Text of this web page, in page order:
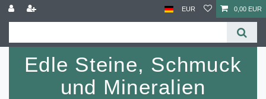
EUR 0,00 EUR
Edle Steine, Schmuck
und Mineralien